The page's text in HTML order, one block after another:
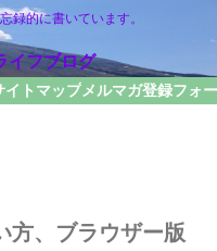
録的に書いています。
イトマップメルマガ登録フォ
方、ブラウザー版